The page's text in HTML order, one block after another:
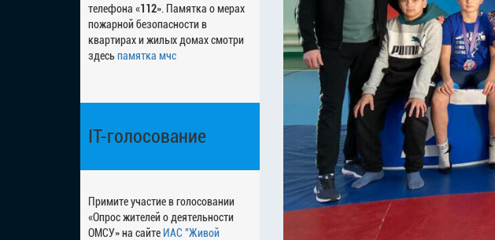
телефона «112». Памятка о мерах
пожарной безопасности в
квартирах и жилых домах смотри
здесьпамятка мчс
IT-голосование
Примите участие в голосовании
«Опрос жителей о деятельности
ОМСУ» на сайте ИАС "Живой